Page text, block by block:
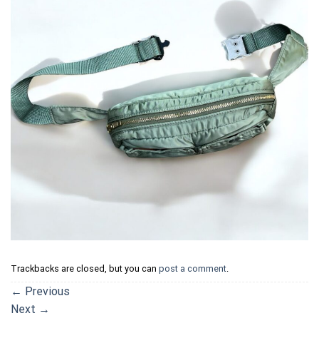
Trackbacks are closed, but you can post a comment.
← Previous
Next →